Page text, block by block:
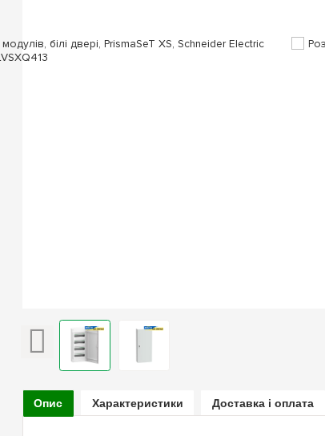
Опис Характеристики Доставка і оплата